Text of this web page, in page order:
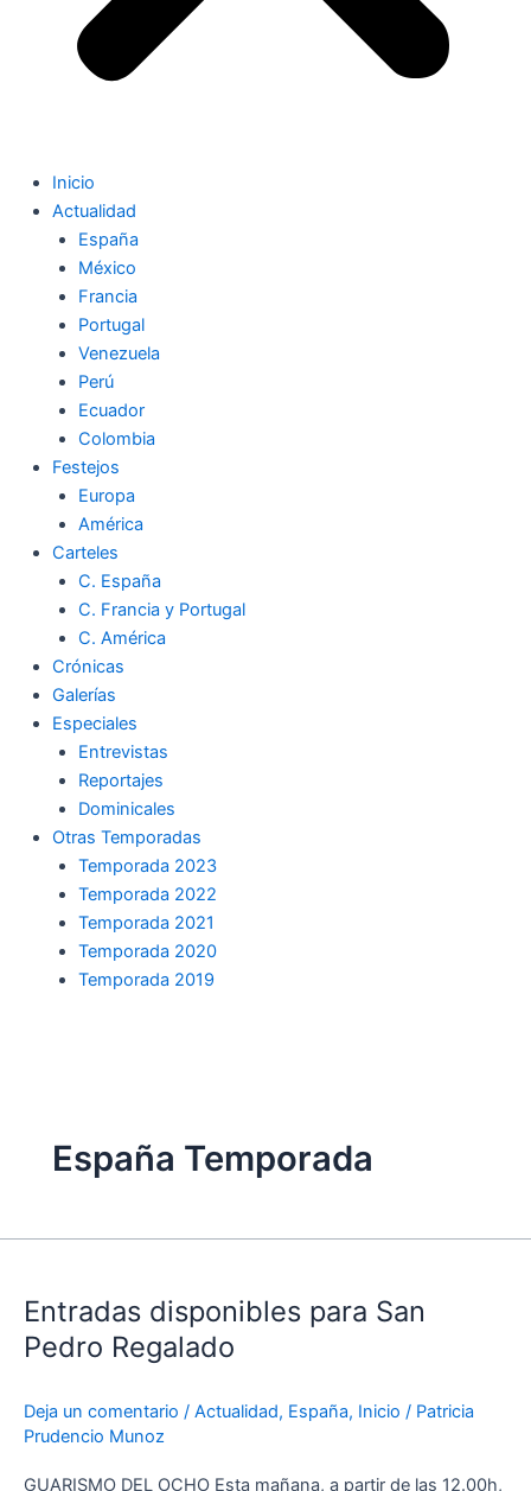
Inicio
Actualidad
España
México
Francia
Portugal
Venezuela
Perú
Ecuador
Colombia
Festejos
Europa
América
Carteles
C. España
C. Francia y Portugal
C. América
Crónicas
Galerías
Especiales
Entrevistas
Reportajes
Dominicales
Otras Temporadas
Temporada 2023
Temporada 2022
Temporada 2021
Temporada 2020
Temporada 2019
España Temporada
Entradas disponibles para San
Pedro Regalado
Deja un comentario / Actualidad, España, Inicio / Patricia
Prudencio Munoz
GUARISMO DEL OCHO Esta mañana, a partir de las 12.00h,
para
San